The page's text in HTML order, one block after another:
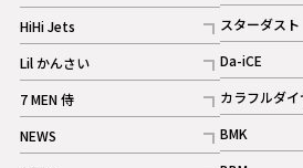
記事
HiHi Jets
記事
Lil かんさい
記事
7 MEN 侍
記事
NEWS
記事
記事
ギャラ
スターダスト
記事
Da-iCE
記事
カラフルダ
記事
BMK
記事